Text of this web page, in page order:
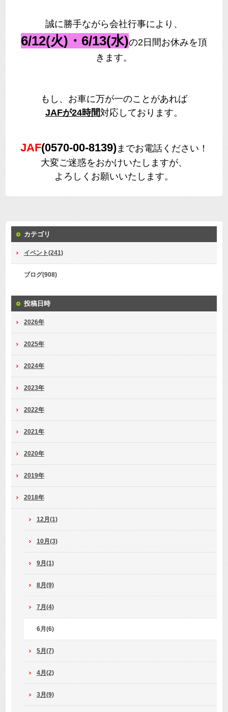
誠に勝手ながら会社行事により、
6/12(火)・6/13(水)の2日間お休みを頂
きます。
もし、お車に万が一のことがあれば
JAFが24時間対応しております。
JAF(0570-00-8139)までお電話ください！
大変ご迷惑をおかけいたしますが、
よろしくお願いいたします。
カテゴリ
イベント(241)
ブログ(908)
投稿日時
2026年
2025年
2024年
2023年
2022年
2021年
2020年
2019年
2018年
12月(1)
10月(3)
9月(1)
8月(9)
7月(4)
6月(6)
5月(7)
4月(2)
3月(9)